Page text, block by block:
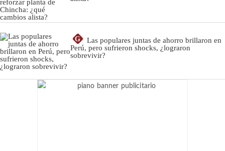
G
Las populares juntas de ahorro brillaron en
Perú, pero sufrieron shocks, ¿lograron
sobrevivir?